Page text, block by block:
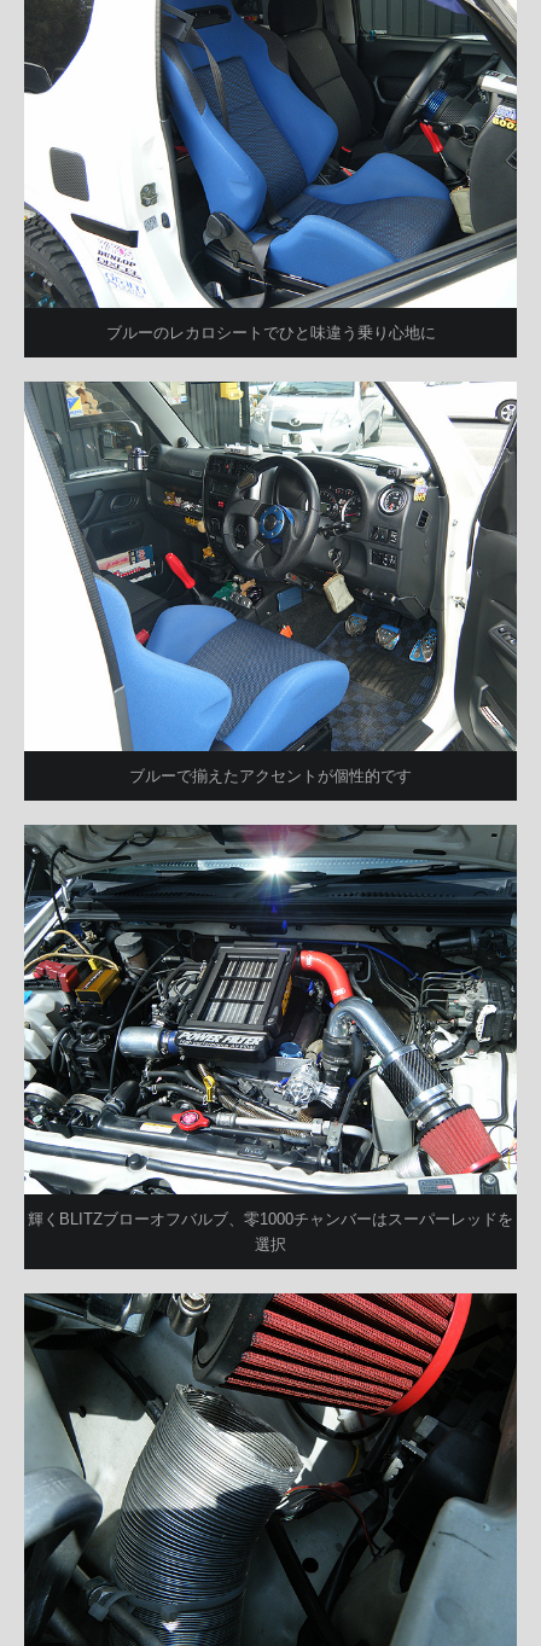
ブルーのレカロシートでひと味違う乗り心地に
ブルーで揃えたアクセントが個性的です
輝くBLITZブローオフバルブ、零1000チャンバーはスーパーレッドを
選択